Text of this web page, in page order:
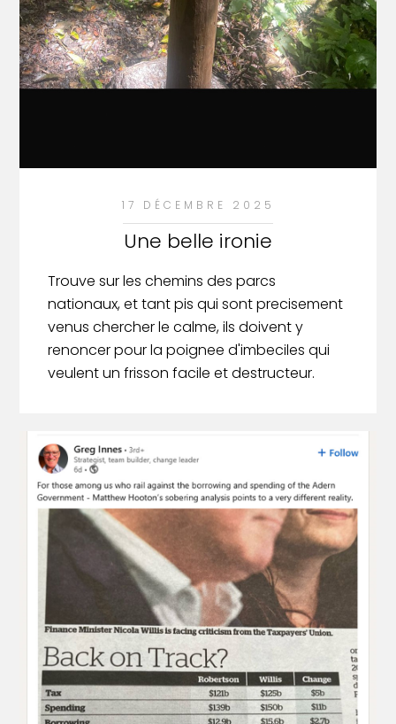
17 DÉCEMBRE 2025
Une belle ironie
Trouve sur les chemins des parcs
nationaux, et tant pis qui sont precisement
venus chercher le calme, ils doivent y
renoncer pour la poignee d'imbeciles qui
veulent un frisson facile et destructeur.